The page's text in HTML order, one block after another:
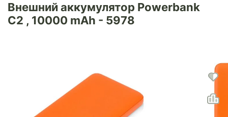
Внешний аккумулятор Powerbank
C2 , 10000 mAh - 5978